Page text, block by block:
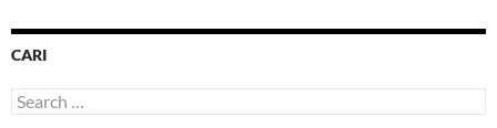
CARI
Search
for: